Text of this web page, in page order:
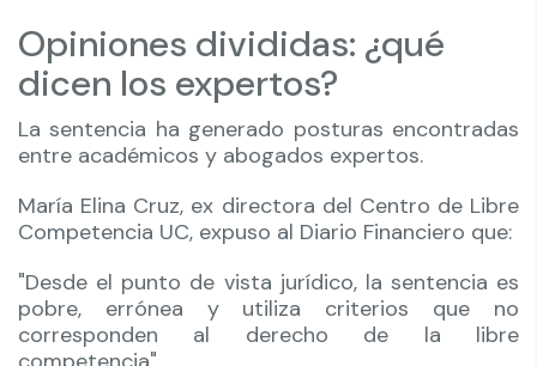
Opiniones divididas: ¿qué
dicen los expertos?
La sentencia ha generado posturas encontradas
entre académicos y abogados expertos.
María Elina Cruz, ex directora del Centro de Libre
Competencia UC, expuso al Diario Financiero que:
"Desde el punto de vista jurídico, la sentencia es
pobre, errónea y utiliza criterios que no
corresponden al derecho de la libre